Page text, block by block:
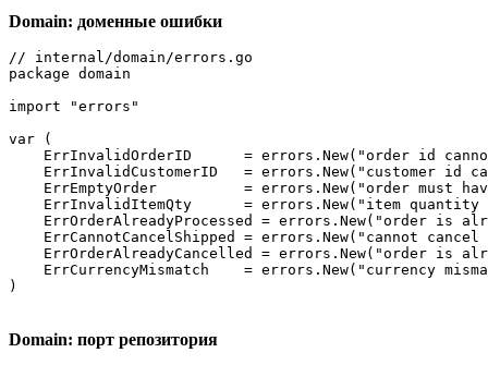
Domain: доменные ошибки
// internal/domain/errors.go
package domain
import "errors"
var (
ErrInvalidOrderID      = errors.New("order id
ErrInvalidCustomerID   = errors.New("customer id
ErrEmptyOrder          = errors.New("order must
ErrInvalidItemQty      = errors.New("item quantity
ErrOrderAlreadyProcessed = errors.New("order is
ErrCannotCancelShipped = errors.New("cannot cancel
ErrOrderAlreadyCancelled = errors.New("order is
ErrCurrencyMismatch    = errors.New("currency
)
Domain: порт репозитория